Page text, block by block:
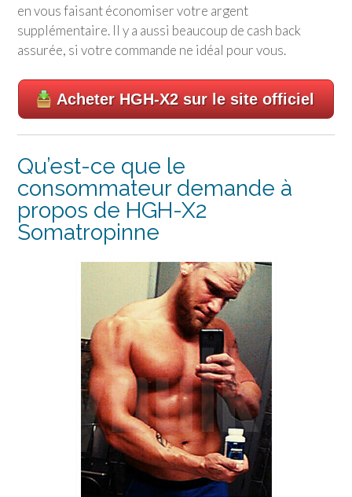
en vous faisant économiser votre argent
supplémentaire. Il y a aussi beaucoup de cash back
assurée, si votre commande ne idéal pour vous.
Acheter HGH-X2 sur le site officiel
Qu’est-ce que le
consommateur demande à
propos de HGH-X2
Somatropinne